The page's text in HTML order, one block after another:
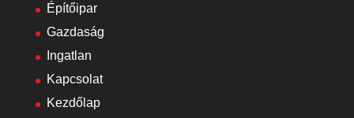
Építőipar
Gazdaság
Ingatlan
Kapcsolat
Kezdőlap